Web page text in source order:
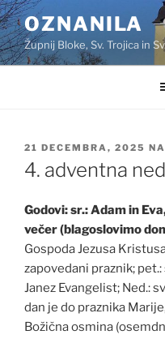
Skoči
na
vsebino
OZNANILA
Župnij Bloke, Sv. Trojica in
OBJAVLJENO
DNE
21 DECEMBRA, 2025
4. adventna
Godovi: sr.: Adam in
večer (blagoslovimo
Gospoda Jezusa
zapovedani praznik;
Janez Evangelist; Ned.:
dan je do praznika
Božična osmina